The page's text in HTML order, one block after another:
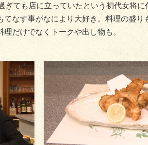
ぎても店に立っていたという初代女将
なす事がなにより大好き。料理の盛
だけでなくトークや出し物も。